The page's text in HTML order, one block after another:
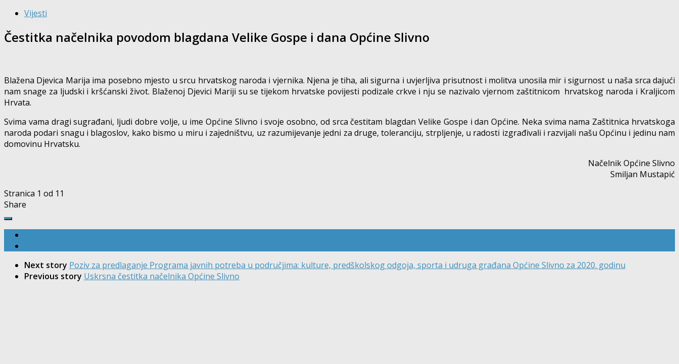
Vijesti
Čestitka načelnika povodom blagdana Velike Gospe i dana Općine Slivno
Blažena Djevica Marija ima posebno mjesto u srcu hrvatskog naroda i vjernika. Njena je tiha, ali sigurna i uvjerljiva prisutnost i molitva unosila mir i sigurnost u naša srca dajući
nam snage za ljudski i kršćanski život. Blaženoj Djevici Mariji su se tijekom hrvatske povijesti podizale crkve i nju se nazivalo vjernom zaštitnicom hrvatskog naroda i Kraljicom
Hrvata.
Svima vama dragi sugrađani, ljudi dobre volje, u ime Općine Slivno i svoje osobno, od srca čestitam blagdan Velike Gospe i dan Općine. Neka svima nama Zaštitnica hrvatskoga
naroda podari snagu i blagoslov, kako bismo u miru i zajedništvu, uz razumijevanje jedni za druge, toleranciju, strpljenje, u radosti izgrađivali i razvijali našu Općinu i jedinu nam
domovinu Hrvatsku.
Načelnik Općine Slivno
Smiljan Mustapić
Stranica 1 od 1 1
Share
Next story Poziv za predlaganje Programa javnih potreba u područjima: kulture, predškolskog odgoja, sporta i udruga građana Općine Slivno za 2020. godinu
Previous story Uskrsna čestitka načelnika Općine Slivno